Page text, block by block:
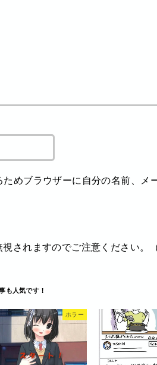
めブラウザーに自分の名前、メ
されますのでご注意ください。
ホラー